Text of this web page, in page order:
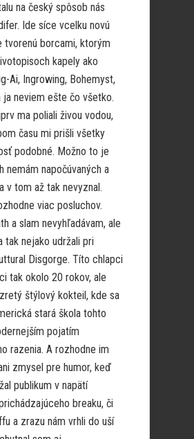
na český spôsob nás
Ide síce vcelku novú
tvorenú borcami, ktorým
kapely ako
Ai, Ingrowing, Bohemyst,
ja neviem ešte čo všetko.
ma poliali živou vodou,
času mi prišli všetky
podobné. Možno to je
nemám napočúvaných a
v tom až tak nevyznal.
viac posluchov.
a slam nevyhľadávam, ale
tak nejako udržali pri
Disgorge. Títo chlapci
tak okolo 20 rokov, ale
štýlový kokteil, kde sa
stará škola tohto
pojatím
razenia. A rozhodne im
zmysel pre humor, keď
publikum v napätí
breaku, či
a zrazu nám vrhli do uší